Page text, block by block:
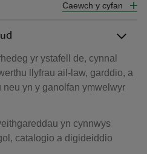
Caewch y cyfan
yr ystafell de, cynnal
llyfrau ail-law, garddio, a
yn y ganolfan ymwelwyr
yn cynnwys
catalogio a digideiddio